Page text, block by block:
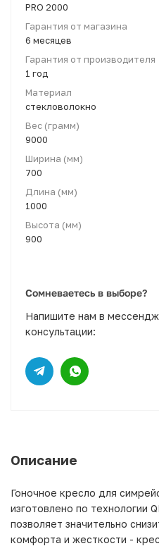
PRO 2000
Гарантия от магазина
6 месяцев
Гарантия от производителя
1 год
Материал
стекловолокно
Вес (грамм)
9000
Ширина (мм)
700
Длина (мм)
1000
Высота (мм)
900
Сомневаетесь в выборе?
Напишите нам в
консультации:
Описание
Гоночное кресло для
изготовлено по технологии
позволяет значительно
комфорта и жесткости -